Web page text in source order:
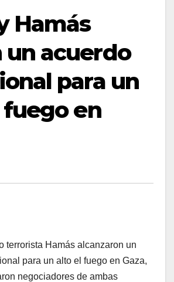
Hamás
un acuerdo
para un
en
terrorista Hamás alcanzaron un
para un alto el fuego en Gaza,
negociadores de ambas